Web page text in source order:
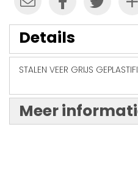
Details
STALEN VEER GRIJS
Meer